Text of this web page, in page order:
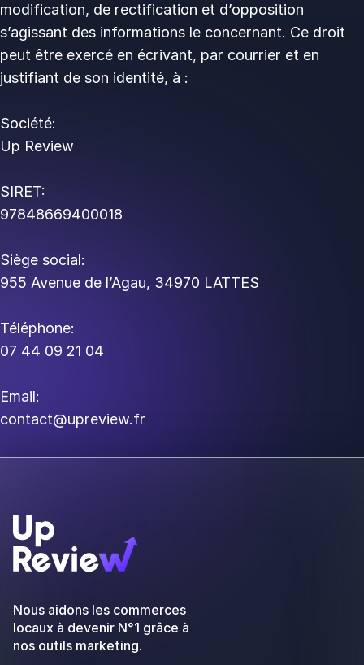
modification, de rectification et d’opposition
s’agissant des informations le concernant. Ce droit
peut être exercé en écrivant, par courrier et en
justifiant de son identité, à :
Société:
Up Review
SIRET:
97848669400018
Siège social:
955 Avenue de l’Agau, 34970 LATTES
Téléphone:
07 44 09 21 04
Email:
contact@upreview.fr
Nous aidons les commerces
locaux à devenir N°1 grâce à
nos outils marketing.